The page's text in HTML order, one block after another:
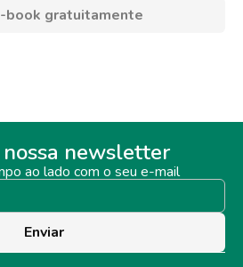
book gratuitamente
newsletter
ao lado com o seu e-mail
Enviar